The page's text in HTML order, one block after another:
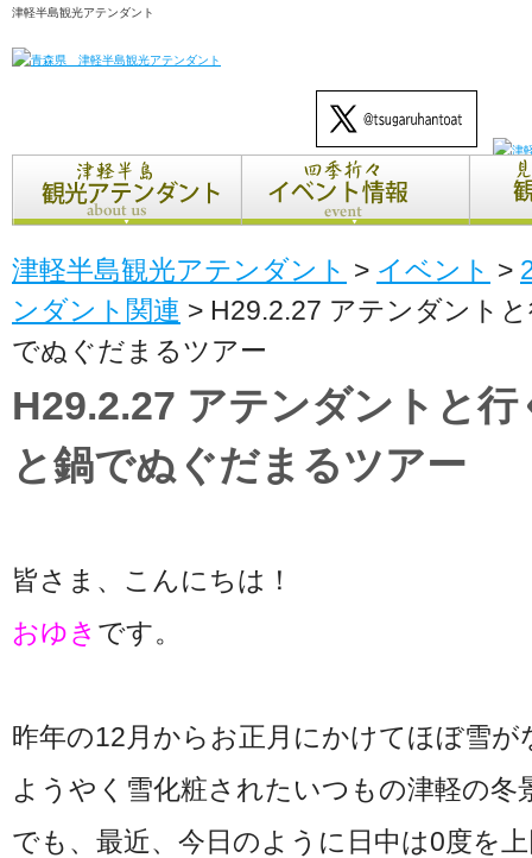
津軽半島観光アテンダント
津軽半島観光アテンダント > イベント >
ンダント関連 > H29.2.27 アテンダント
でぬぐだまるツアー
H29.2.27 アテンダントと
と鍋でぬぐだまるツアー
皆さま、こんにちは！
おゆき です。
昨年の12月からお正月にかけてほぼ雪
ようやく雪化粧されたいつもの津軽の冬
でも、最近、今日のように日中は0度を